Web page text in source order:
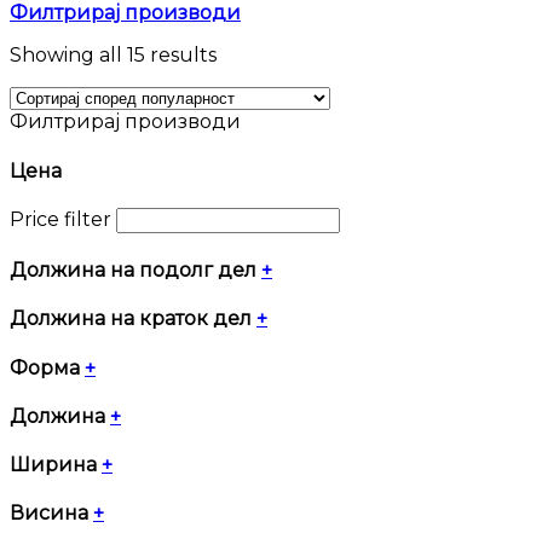
Филтрирај производи
Showing all 15 resultsSorted
popularity
Филтрирај производи
Цена
Price filter
Должина на подолг дел +
Должина на краток дел +
Форма +
Должина +
Ширина +
Висина +